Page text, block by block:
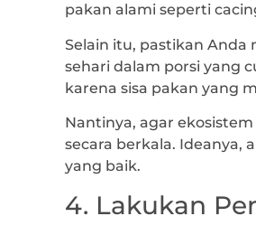
pakan alami seperti
Selain itu, pastikan Anda
sehari dalam porsi yang
karena sisa pakan yang
Nantinya, agar
secara berkala. Ideanya,
yang baik.
4. Lakukan